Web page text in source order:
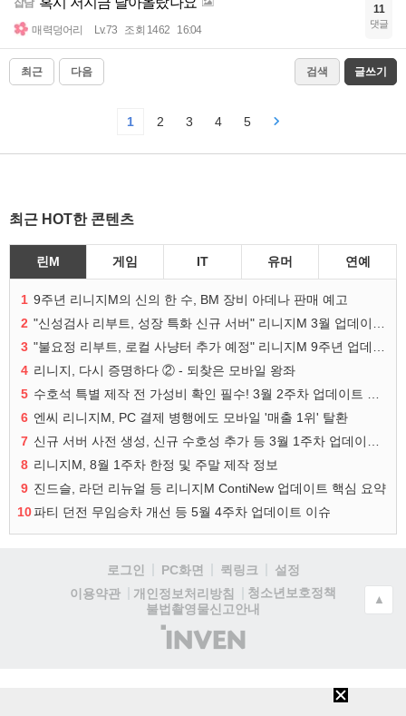
매력덩어리 Lv.73 조회 1462 16:04
11
댓글
최근 다음 검색 글쓰기
1 2 3 4 5
최근 HOT한 콘텐츠
린M 게임 IT 유머 연예
1 9주년 리니지M의 신의 한 수, BM 장비 아데나 판매 예고
2
3
4 리니지, 다시 증명하다 ② - 되찾은 모바일 왕좌
5
6 엔씨 리니지M, PC 결제 병행에도 모바일 '매출 1위' 탈환
7
8 리니지M, 8월 1주차 한정 및 주말 제작 정보
9 진드슬, 라던 리뉴얼 등 리니지M ContiNew 업데이트 핵심 요약
10파티 던전 무임승차 개선 등 5월 4주차 업데이트 이슈
로그인 PC화면 퀵링크
설정
이용약관
개인정보처리방침
청소년보호정책
불법촬영물신고안내
(주)
인
▲